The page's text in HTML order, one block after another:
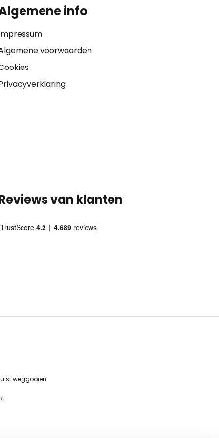
info
voorwaarden
van klanten
weggooien